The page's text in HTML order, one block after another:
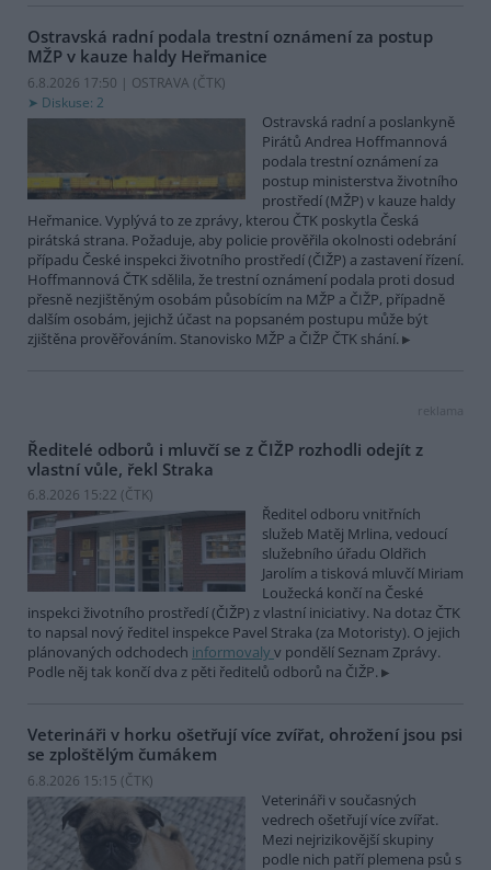
Ostravská radní podala trestní oznámení za postup
MŽP v kauze haldy Heřmanice
6.8.2026 17:50 | OSTRAVA (ČTK)
Diskuse: 2
Ostravská radní a poslankyně
Pirátů Andrea Hoffmannová
podala trestní oznámení za
postup ministerstva životního
prostředí (MŽP) v kauze haldy
Heřmanice. Vyplývá to ze zprávy, kterou ČTK poskytla Česká
pirátská strana. Požaduje, aby policie prověřila okolnosti odebrání
případu České inspekci životního prostředí (ČIŽP) a zastavení řízení.
Hoffmannová ČTK sdělila, že trestní oznámení podala proti dosud
přesně nezjištěným osobám působícím na MŽP a ČIŽP, případně
dalším osobám, jejichž účast na popsaném postupu může být
zjištěna prověřováním. Stanovisko MŽP a ČIŽP ČTK shání.
reklama
Ředitelé odborů i mluvčí se z ČIŽP rozhodli odejít z
vlastní vůle, řekl Straka
6.8.2026 15:22 (ČTK)
Ředitel odboru vnitřních
služeb Matěj Mrlina, vedoucí
služebního úřadu Oldřich
Jarolím a tisková mluvčí Miriam
Loužecká končí na České
inspekci životního prostředí (ČIŽP) z vlastní iniciativy. Na dotaz ČTK
to napsal nový ředitel inspekce Pavel Straka (za Motoristy). O jejich
plánovaných odchodech informovaly v pondělí Seznam Zprávy.
Podle něj tak končí dva z pěti ředitelů odborů na ČIŽP.
Veterináři v horku ošetřují více zvířat, ohrožení jsou psi
se zploštělým čumákem
6.8.2026 15:15 (ČTK)
Veterináři v současných
vedrech ošetřují více zvířat.
Mezi nejrizikovější skupiny
podle nich patří plemena psů s